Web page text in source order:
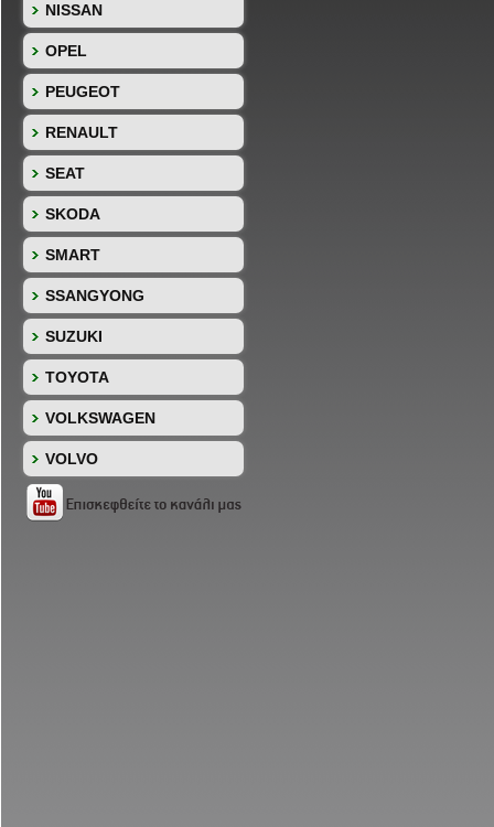
NISSAN
OPEL
PEUGEOT
RENAULT
SEAT
SKODA
SMART
SSANGYONG
SUZUKI
TOYOTA
VOLKSWAGEN
VOLVO